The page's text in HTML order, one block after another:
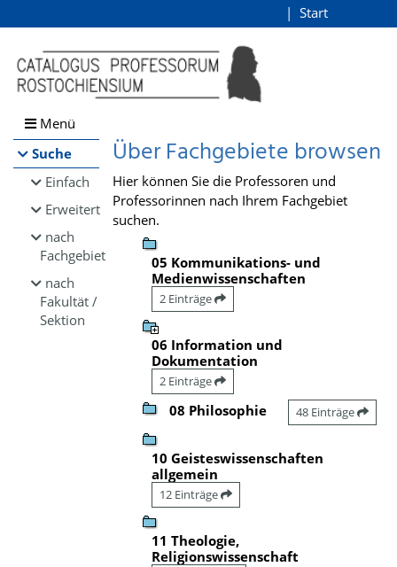
Browsen
direkt zum Inhalt
Start
Menü
Suche
Einfach
Erweitert
nach
Fachgebiet
nach
Fakultät /
Sektion
Über Fachgebiete browsen
Hier können Sie die Professoren und
Professorinnen nach Ihrem Fachgebiet
suchen.
05 Kommunikations- und
Medienwissenschaften
2 Einträge
06 Information und
Dokumentation
2 Einträge
08 Philosophie 48 Einträge
10 Geisteswissenschaften
allgemein
12 Einträge
11 Theologie,
Religionswissenschaft